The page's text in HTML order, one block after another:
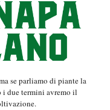
se parliamo di piante la
i due termini avremo il